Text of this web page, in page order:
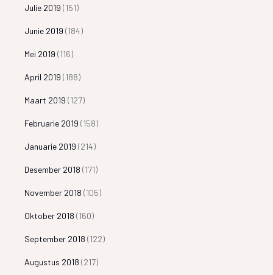
Julie 2019 (151)
Junie 2019 (184)
Mei 2019 (116)
April 2019 (188)
Maart 2019 (127)
Februarie 2019 (158)
Januarie 2019 (214)
Desember 2018 (171)
November 2018 (105)
Oktober 2018 (160)
September 2018 (122)
Augustus 2018 (217)